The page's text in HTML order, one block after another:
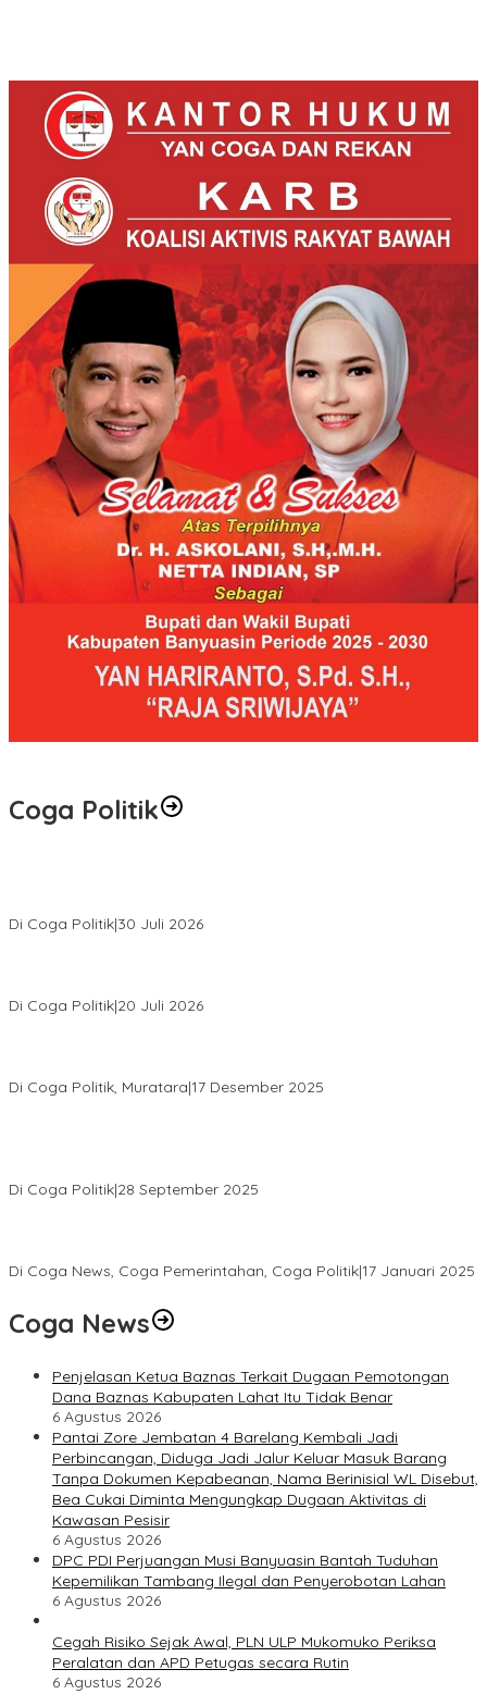
Coga Politik
Di Coga Politik|30 Juli 2026
Di Coga Politik|20 Juli 2026
Di Coga Politik, Muratara|17 Desember 2025
Di Coga Politik|28 September 2025
Di Coga News, Coga Pemerintahan, Coga Politik|17 Januari 2025
Coga News
Penjelasan Ketua Baznas Terkait Dugaan Pemotongan
Dana Baznas Kabupaten Lahat Itu Tidak Benar
6 Agustus 2026
Pantai Zore Jembatan 4 Barelang Kembali Jadi
Perbincangan, Diduga Jadi Jalur Keluar Masuk Barang
Tanpa Dokumen Kepabeanan, Nama Berinisial WL Disebut,
Bea Cukai Diminta Mengungkap Dugaan Aktivitas di
Kawasan Pesisir
6 Agustus 2026
DPC PDI Perjuangan Musi Banyuasin Bantah Tuduhan
Kepemilikan Tambang Ilegal dan Penyerobotan Lahan
6 Agustus 2026
Cegah Risiko Sejak Awal, PLN ULP Mukomuko Periksa
Peralatan dan APD Petugas secara Rutin
6 Agustus 2026